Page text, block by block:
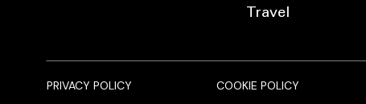
Travel
PRIVACY POLICY COOKIE POLICY